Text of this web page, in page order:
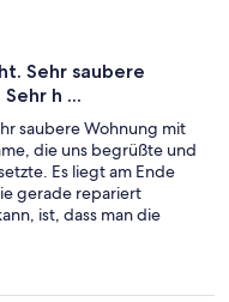
Sehr saubere
h ...
saubere Wohnung mit
die uns begrüßte und
Es liegt am Ende
gerade repariert
ist, dass man die